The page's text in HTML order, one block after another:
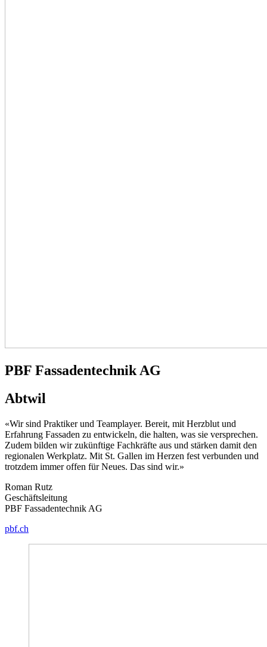
PBF Fassadentechnik AG
Abtwil
«Wir sind Praktiker und Teamplayer. Bereit, mit Herzblut und
Erfahrung Fassaden zu entwickeln, die halten, was sie versprechen.
Zudem bilden wir zukünftige Fachkräfte aus und stärken damit den
regionalen Werkplatz. Mit St. Gallen im Herzen fest verbunden und
trotzdem immer offen für Neues. Das sind wir.»
Roman Rutz
Geschäftsleitung
PBF Fassadentechnik AG
pbf.ch